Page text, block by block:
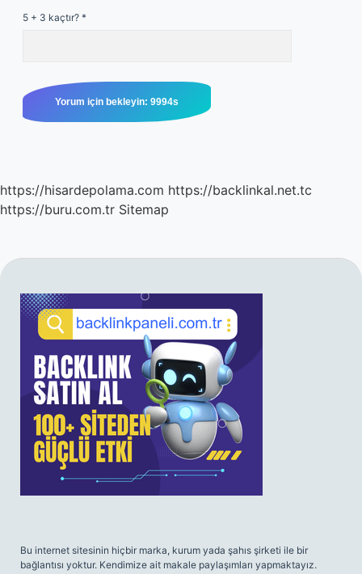
5 + 3 kaçtır? *
https://hisardepolama.com https://backlinkal.net.tc
https://buru.com.tr Sitemap
SIDEBAR
Bu internet sitesinin hiçbir marka, kurum yada şahıs şirketi ile bir
bağlantısı yoktur. Kendimize ait makale paylaşımları yapmaktayız.